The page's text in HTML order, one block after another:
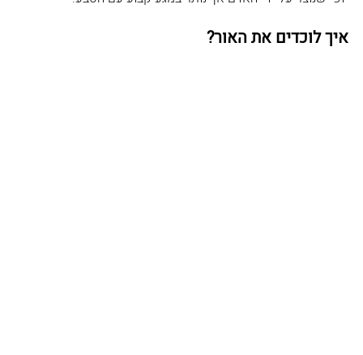
איך לוכדים את האור?